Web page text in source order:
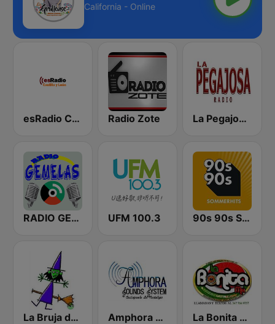
California - Online
esRadio Castilla y Leon Radio Zote La Pegajosa Radio HD
RADIO GEMELAS UFM 100.3 90s 90s Sommerhits
La Bruja de Las Palabras Amphora Radio La Bonita Mx